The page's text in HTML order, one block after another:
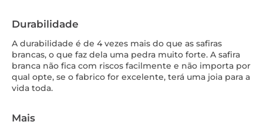
Durabilidade
A durabilidade é de 4 vezes mais do que as safiras
brancas, o que faz dela uma pedra muito forte. A safira
branca não fica com riscos facilmente e não importa por
qual opte, se o fabrico for excelente, terá uma joia para a
vida toda.
Mais